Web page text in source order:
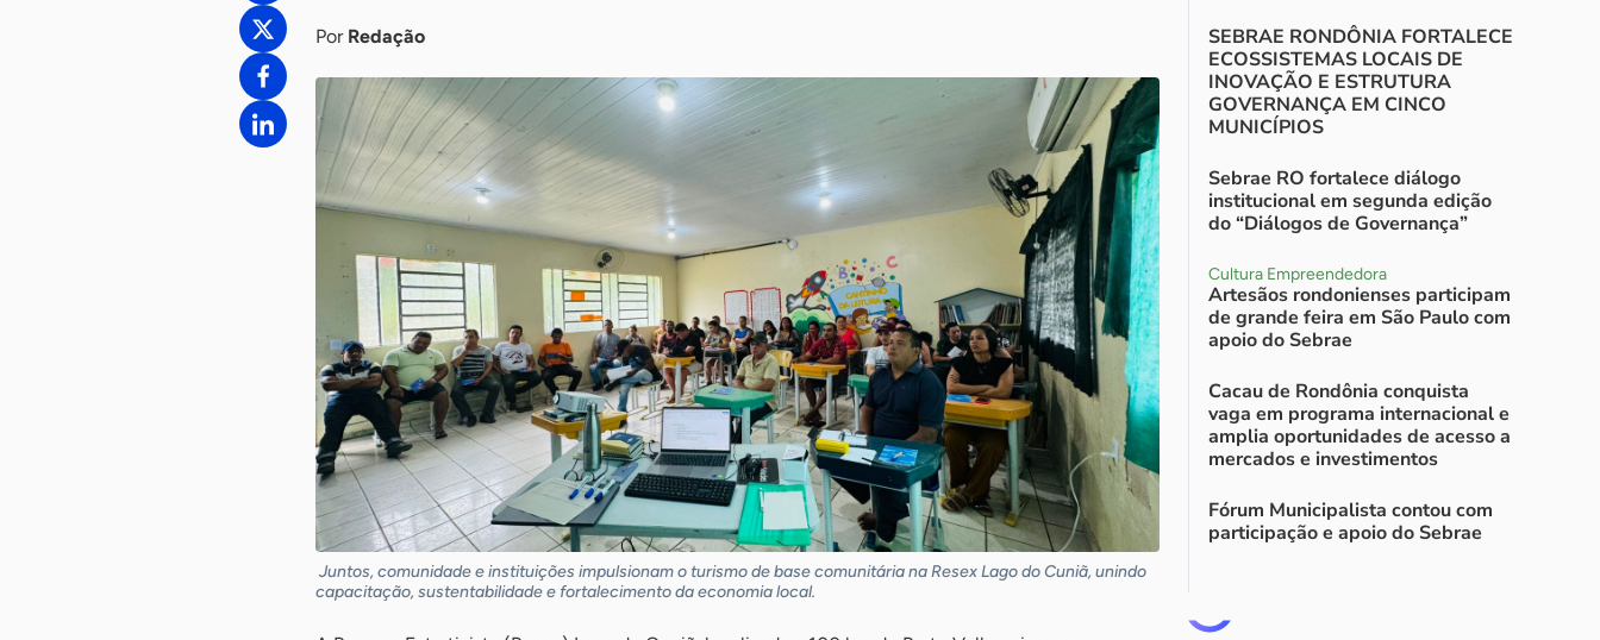
Por Redação
Juntos, comunidade e instituições impulsionam o turismo de base comunitária na Resex Lago do Cuniã, unindo
capacitação, sustentabilidade e fortalecimento da economia local.
SEBRAE RONDÔNIA FORTALECE
ECOSSISTEMAS LOCAIS DE
INOVAÇÃO E ESTRUTURA
GOVERNANÇA EM CINCO
MUNICÍPIOS
Sebrae RO fortalece diálogo
institucional em segunda edição
do “Diálogos de Governança”
Cultura Empreendedora
Artesãos rondonienses participam
de grande feira em São Paulo com
apoio do Sebrae
Cacau de Rondônia conquista
vaga em programa internacional e
amplia oportunidades de acesso a
mercados e investimentos
Fórum Municipalista contou com
participação e apoio do Sebrae